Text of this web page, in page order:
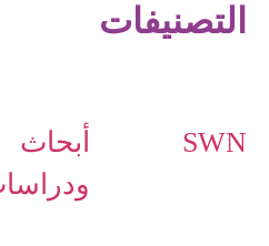
التصنيفات
SWN
أبحاث